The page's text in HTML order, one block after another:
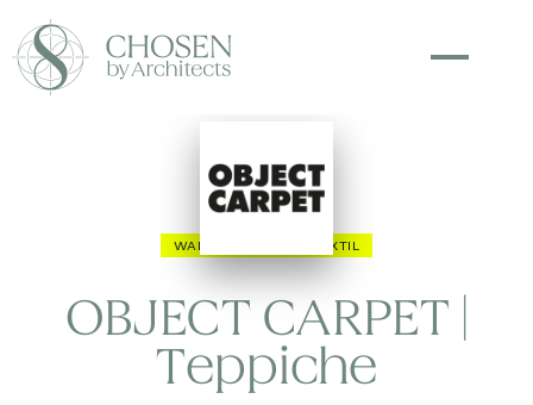
WAND & BODEN TEXTIL
OBJECT CARPET |
Teppiche